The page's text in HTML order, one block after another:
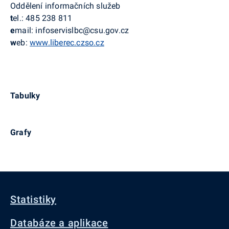
Oddělení informačních služeb
tel.: 485 238 811
email: infoservislbc@csu.gov.cz
web:www.liberec.czso.cz
Tabulky
Grafy
Statistiky
Databáze a aplikace